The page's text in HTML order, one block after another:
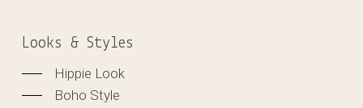
Looks & Styles
Hippie Look
Boho Style